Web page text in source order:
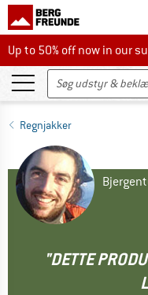
Up to 50% off now in our
Up to 50% off now in our
Regnjakker
"DETTE